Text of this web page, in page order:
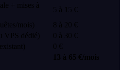
+ mises à
5 à 15 €
mois)
8 à 20 €
VPS dédié)
0 à 30 €
0 €
13 à 65 €/mois